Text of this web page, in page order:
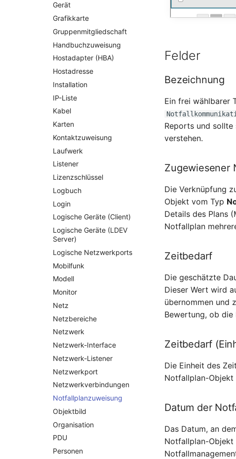
Gerät
Grafikkarte
Gruppenmitgliedschaft
Handbuchzuweisung
Hostadapter (HBA)
Hostadresse
Installation
IP-Liste
Kabel
Karten
Kontaktzuweisung
Laufwerk
Listener
Lizenzschlüssel
Logbuch
Login
Logische Geräte (Client)
Logische Geräte (LDEV
Server)
Logische Netzwerkports
Mobilfunk
Modell
Monitor
Netz
Netzbereiche
Netzwerk
Netzwerk-Interface
Netzwerk-Listener
Netzwerkport
Netzwerkverbindungen
Notfallplanzuweisung
Objektbild
Organisation
PDU
Personen
Felder
Bezeichnung
Ein frei wählbarer
Reports und sollte
verstehen.
Zugewiesener
Die Verknüpfung
Objekt vom Typ
Details des Plans
Notfallplan
Zeitbedarf
Die geschätzte
Dieser Wert wird
übernommen und
Bewertung, ob
Zeitbedarf
Die Einheit des
Notfallplan-Objekt
Datum der
Das Datum, an
Notfallplan-Objekt